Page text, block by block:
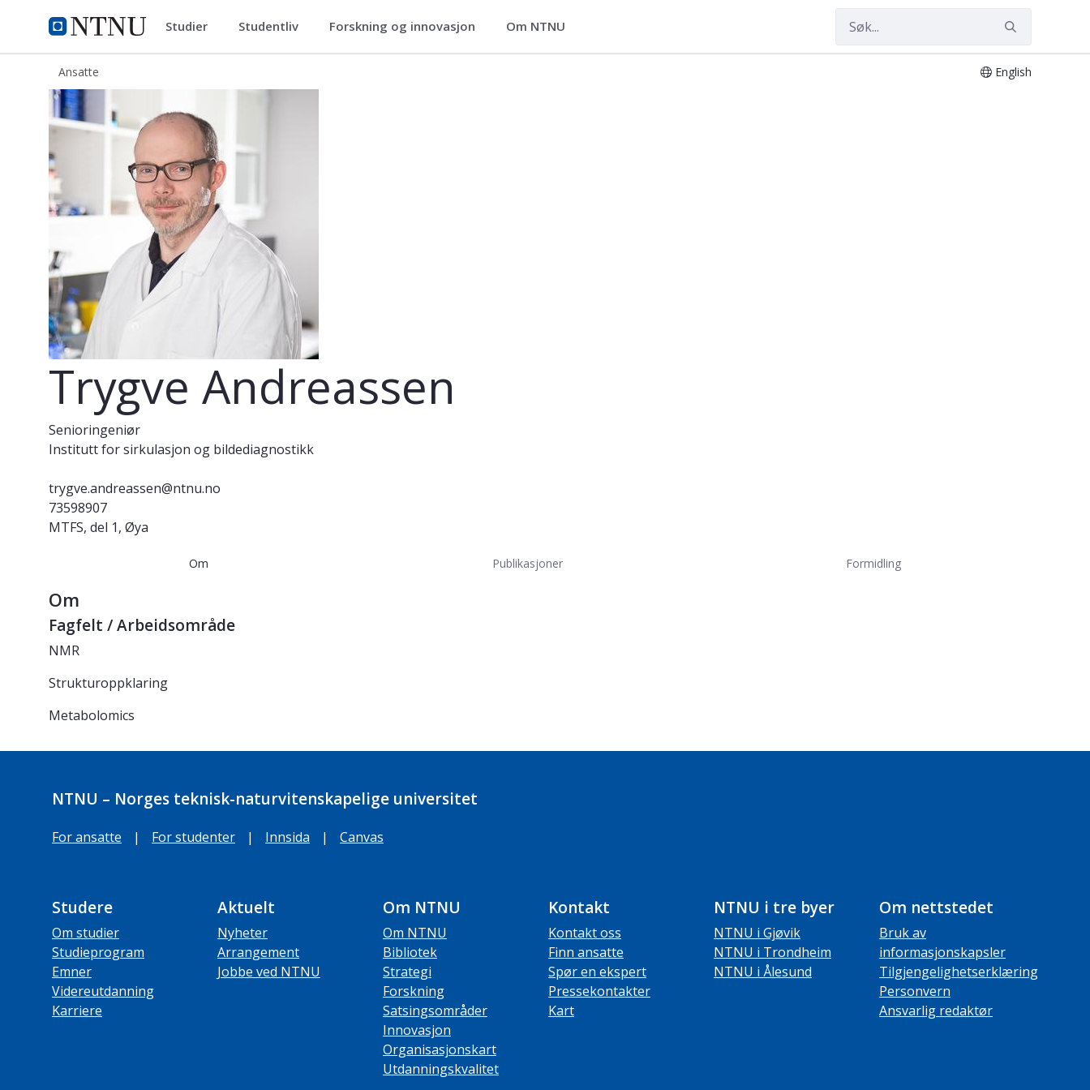
NTNU Hjemmeside
ntnu.no Studier Studentliv Forskning og innovasjon Om NTNU
Ansatte English
Trygve Andreassen
Trygve Andreassen
Senioringeniør
Institutt for sirkulasjon og bildediagnostikk
trygve.andreassen@ntnu.no
73598907
MTFS, del 1, Øya
Om Publikasjoner Formidling
Om
Fagfelt / Arbeidsområde
NMR
Strukturoppklaring
Metabolomics
NTNU – Norges teknisk-naturvitenskapelige universitet
For ansatte | For studenter | Innsida | Canvas
Studere
Om studier
Studieprogram
Emner
Videreutdanning
Karriere
Aktuelt
Nyheter
Arrangement
Jobbe ved NTNU
Om NTNU
Om NTNU
Bibliotek
Strategi
Forskning
Satsingsområder
Innovasjon
Organisasjonskart
Utdanningskvalitet
Kontakt
Kontakt oss
Finn ansatte
Spør en ekspert
Pressekontakter
Kart
NTNU i tre byer
NTNU i Gjøvik
NTNU i Trondheim
NTNU i Ålesund
Om nettstedet
Bruk av
informasjonskapsler
Tilgjengelighetserklæring
Personvern
Ansvarlig redaktør